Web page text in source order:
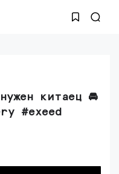
китаец 🚘
#exeed